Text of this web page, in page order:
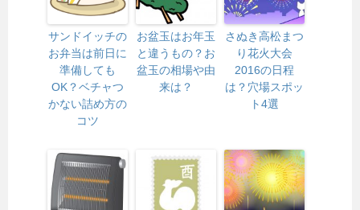
サンドイッチの
お弁当は前日に
準備しても
OK？ベチャつ
かない詰め方の
コツ
お盆玉はお年玉
と違うもの？お
盆玉の相場や由
来は？
さぬき高松まつ
り花火大会
2016の日程
は？穴場スポッ
ト4選